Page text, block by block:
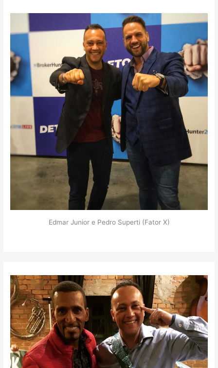
Edmar Junior e Pedro Superti (Fator X)